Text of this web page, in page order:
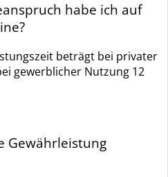
habe ich auf
beträgt bei privater
gewerblicher Nutzung 12